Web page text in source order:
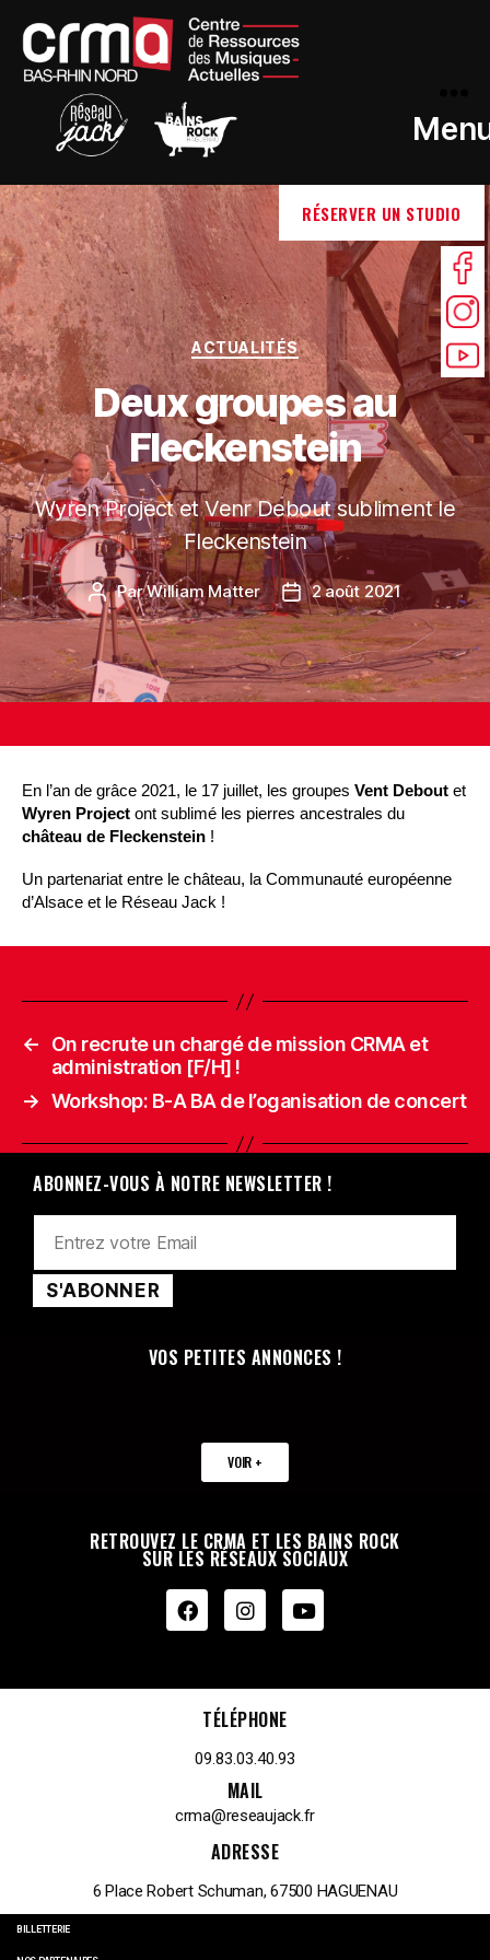
RÉSERVER UN STUDIO
ACTUALITÉS
Deux groupes au
Fleckenstein
Wyren Project et Venr Debout subliment le
Fleckenstein
ParWilliam Matter 2 août 2021
En l’an de grâce 2021, le 17 juillet, les groupes Vent Debout et
Wyren Project ont sublimé les pierres ancestrales du
château de Fleckenstein !
Un partenariat entre le château, la Communauté européenne
d’Alsace et le Réseau Jack !
←
On recrute un chargé de mission CRMA et
administration [F/H] !
→ Workshop: B-A BA de l’oganisation de concert
ABONNEZ-VOUS À NOTRE NEWSLETTER !
VOS PETITES ANNONCES !
VOIR +
RETROUVEZ LE CRMA ET LES BAINS ROCK
SUR LES RÉSEAUX SOCIAUX
TÉLÉPHONE
09.83.03.40.93
MAIL
crma@reseaujack.fr
ADRESSE
6 Place Robert Schuman, 67500 HAGUENAU
BILLETTERIE